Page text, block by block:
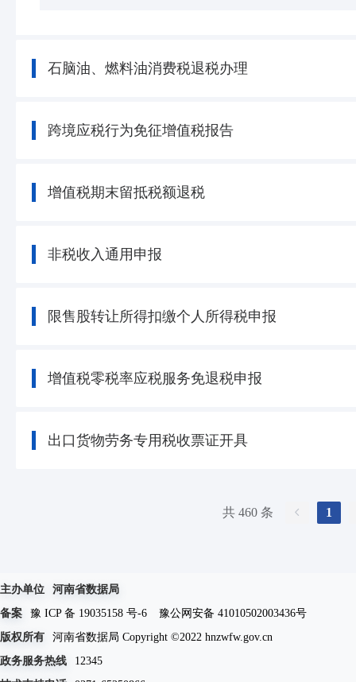
石脑油、燃料油消费税退税办理
跨境应税行为免征增值税报告
增值税期末留抵税额退税
非税收入通用申报
限售股转让所得扣缴个人所得税申报
增值税零税率应税服务免退税申报
出口货物劳务专用税收票证开具
共 460 条 1
主办单位
河南省数据局
备案
豫 ICP 备 19035158 号-6
豫公网安备 41010502003436号
版权所有
河南省数据局 Copyright ©2022 hnzwfw.gov.cn
政务服务热线
12345